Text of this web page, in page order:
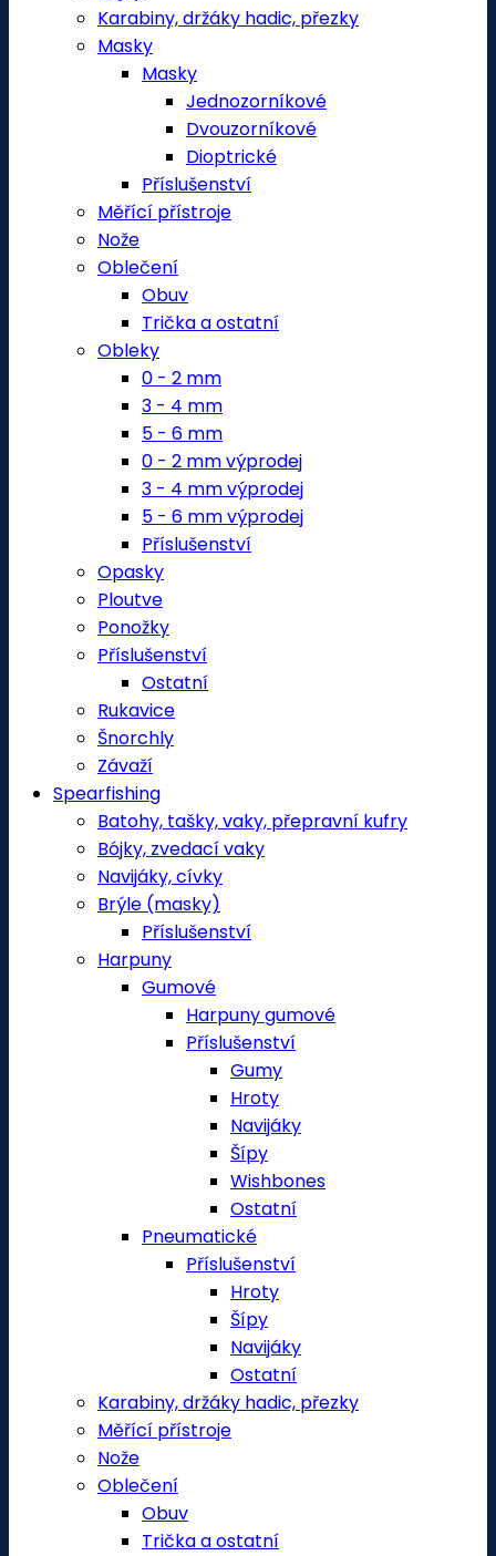
Karabiny, držáky hadic, přezky
Masky
Masky
Jednozorníkové
Dvouzorníkové
Dioptrické
Příslušenství
Měřící přístroje
Nože
Oblečení
Obuv
Trička a ostatní
Obleky
0 - 2 mm
3 - 4 mm
5 - 6 mm
0 - 2 mm výprodej
3 - 4 mm výprodej
5 - 6 mm výprodej
Příslušenství
Opasky
Ploutve
Ponožky
Příslušenství
Ostatní
Rukavice
Šnorchly
Závaží
Spearfishing
Batohy, tašky, vaky, přepravní kufry
Bójky, zvedací vaky
Navijáky, cívky
Brýle (masky)
Příslušenství
Harpuny
Gumové
Harpuny gumové
Příslušenství
Gumy
Hroty
Navijáky
Šípy
Wishbones
Ostatní
Pneumatické
Příslušenství
Hroty
Šípy
Navijáky
Ostatní
Karabiny, držáky hadic, přezky
Měřící přístroje
Nože
Oblečení
Obuv
Trička a ostatní